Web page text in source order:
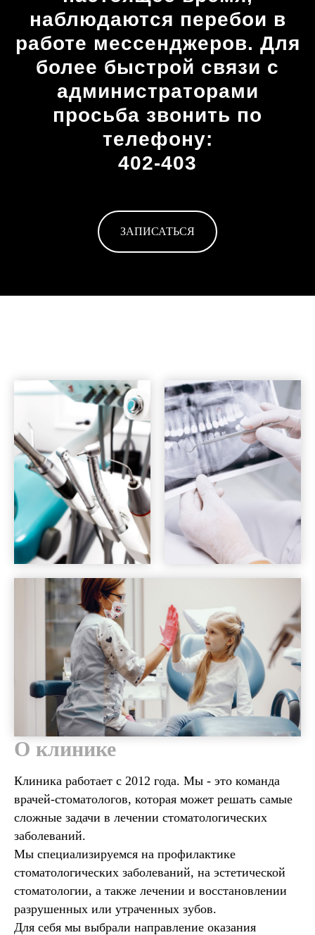
наблюдаются перебои в
работе мессенджеров. Для
более быстрой связи с
администраторами
просьба звонить по
телефону:
402-403
ЗАПИСАТЬСЯ
О клинике
Клиника работает с 2012 года. Мы - это команда
врачей-стоматологов, которая может решать самые
сложные задачи в лечении стоматологических
заболеваний.
Мы специализируемся на профилактике
стоматологических заболеваний, на эстетической
стоматологии, а также лечении и восстановлении
разрушенных или утраченных зубов.
Для себя мы выбрали направление оказания